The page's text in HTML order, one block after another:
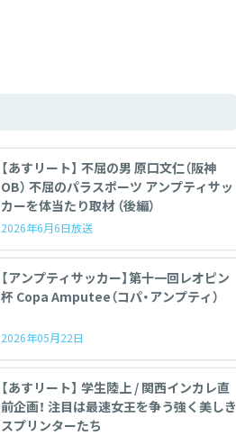
【あすリート】 不屈の男 原口文仁（阪神
OB） 不屈のパラスポーツ アンプティサッ
カーを体当たり取材 （後編）
2026年6月6日放送
【アンプティサッカー】第十一回レオピン
杯 Copa Amputee（コパ・アンプティ）
2026年05月22日
【あすリート】 学生陸上 / 関西インカレ直
前企画！ 注目は最速女王を争う強く美しき
スプリンターたち